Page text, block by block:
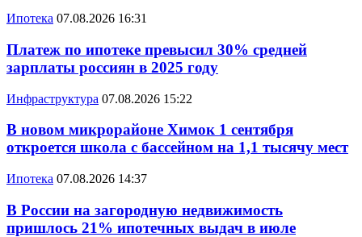
Ипотека 07.08.2026 16:31
Платеж по ипотеке превысил 30% средней
зарплаты россиян в 2025 году
Инфраструктура 07.08.2026 15:22
В новом микрорайоне Химок 1 сентября
откроется школа с бассейном на 1,1 тысячу мест
Ипотека 07.08.2026 14:37
В России на загородную недвижимость
пришлось 21% ипотечных выдач в июле